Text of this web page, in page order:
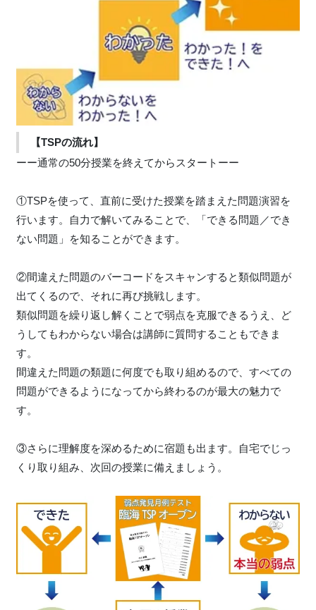
【TSPの流れ】
ーー通常の50分授業を終えてからスタートーー
①TSPを使って、直前に受けた授業を踏まえた問題演習を
行います。自力で解いてみることで、「できる問題／でき
ない問題」を知ることができます。
②間違えた問題のバーコードをスキャンすると類似問題が
出てくるので、それに再び挑戦します。
類似問題を繰り返し解くことで弱点を克服できるうえ、ど
うしてもわからない場合は講師に質問することもできま
す。
間違えた問題の類題に何度でも取り組めるので、すべての
問題ができるようになってから終わるのが最大の魅力で
す。
③さらに理解度を深めるために宿題も出ます。自宅でじっ
くり取り組み、次回の授業に備えましょう。